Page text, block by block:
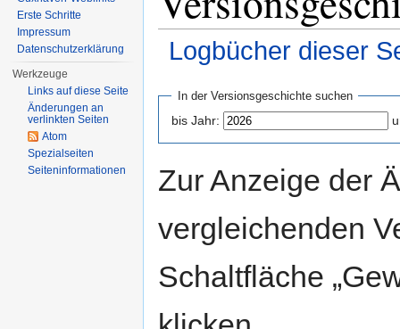
Logbücher dieser
In der Versionsgeschichte suchen
bis Jahr:
Zur Anzeige der
vergleichenden
Schaltfläche
Erste Schritte
Impressum
Datenschutzerklärung
Werkzeuge
Links auf diese Seite
Änderungen an
verlinkten Seiten
Atom
Spezialseiten
Seiten­informationen